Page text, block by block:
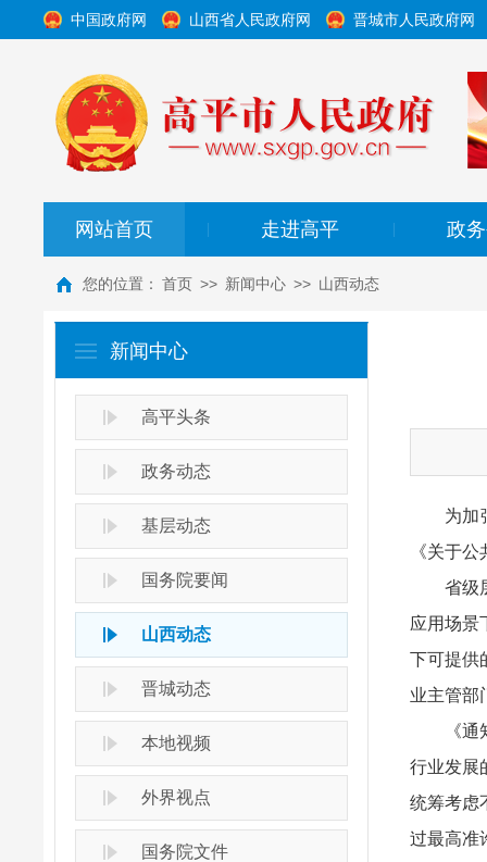
中国政府网 山西省人民政府网 晋城市人民政府网
网站首页 走进高平 政
您的位置： 首页 >> 新闻中心 >> 山西动态
新闻中心
高平头条
政务动态
基层动态
国务院要闻
山西动态
晋城动态
本地视频
外界视点
国务院文件
为加
《关于
省级
应用场景
下可提供
业主管部
《
行业发展
统筹考虑
过最高准